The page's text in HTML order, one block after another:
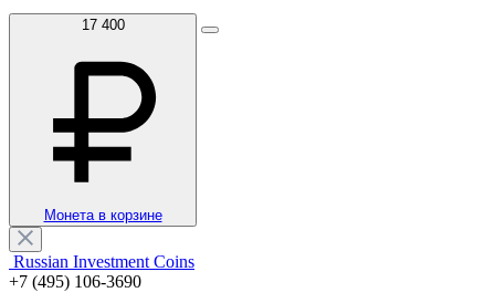
17 400
Монета в корзине
Russian Investment Coins
+7 (495) 106-3690